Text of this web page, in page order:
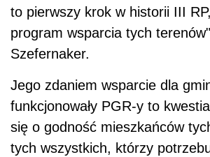
to pierwszy krok w historii III
program wsparcia tych
Szefernaker.
Jego zdaniem wsparcie dla
funkcjonowały PGR-y to
się o godność mieszkańców
tych wszystkich, którzy